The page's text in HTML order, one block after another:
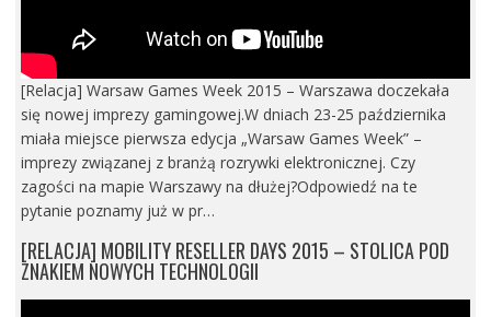
[Relacja] Warsaw Games Week 2015 – Warszawa doczekała
się nowej imprezy gamingowej.W dniach 23-25 października
miała miejsce pierwsza edycja „Warsaw Games Week” –
imprezy związanej z branżą rozrywki elektronicznej. Czy
zagości na mapie Warszawy na dłużej?Odpowiedź na te
pytanie poznamy już w pr…
[RELACJA] MOBILITY RESELLER DAYS 2015 – STOLICA POD
ZNAKIEM NOWYCH TECHNOLOGII